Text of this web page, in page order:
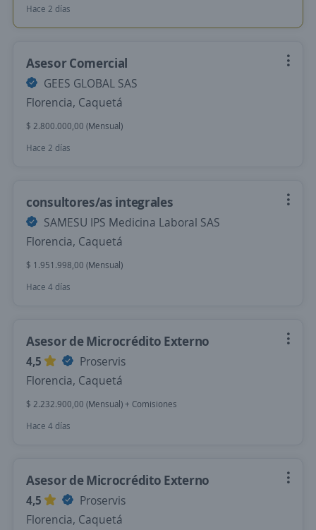
Hace 2 días
Asesor Comercial
GEES GLOBAL SAS
Florencia, Caquetá
$ 2.800.000,00 (Mensual)
Hace 2 días
consultores/as integrales
SAMESU IPS Medicina Laboral SAS
Florencia, Caquetá
$ 1.951.998,00 (Mensual)
Hace 4 días
Asesor de Microcrédito Externo
4,5
Proservis
Florencia, Caquetá
$ 2.232.900,00 (Mensual) + Comisiones
Hace 4 días
Asesor de Microcrédito Externo
4,5
Proservis
Florencia, Caquetá